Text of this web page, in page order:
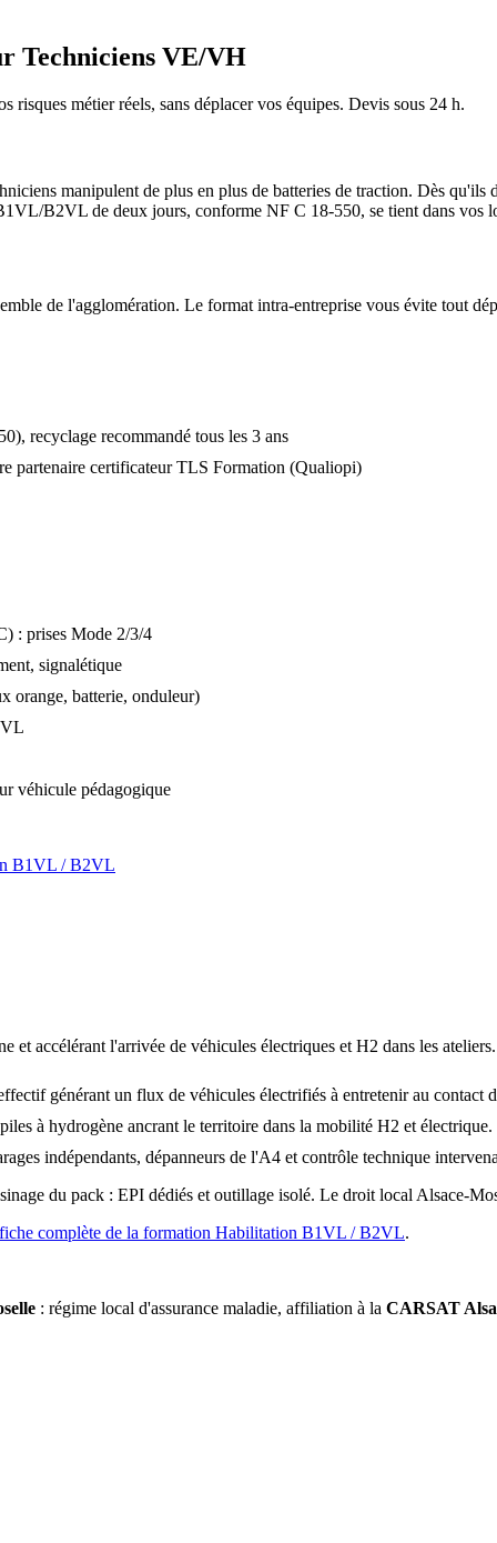
Techniciens VE/VH
métier réels, sans déplacer vos équipes. Devis sous 24 h.
manipulent de plus en plus de batteries de traction. Dès qu'ils
B2VL de deux jours, conforme NF C 18-550, se tient dans vos
de l'agglomération. Le format intra-entreprise vous évite tout
recyclage recommandé tous les 3 ans
partenaire certificateur TLS Formation (Qualiopi)
: prises Mode 2/3/4
signalétique
orange, batterie, onduleur)
véhicule pédagogique
B1VL / B2VL
et accélérant l'arrivée de véhicules électriques et H2 dans les ateliers.
générant un flux de véhicules électrifiés à entretenir au contact
à hydrogène ancrant le territoire dans la mobilité H2 et électrique.
indépendants, dépanneurs de l'A4 et contrôle technique
du pack : EPI dédiés et outillage isolé. Le droit local Alsace-
fiche complète de la formation Habilitation B1VL / B2VL.
: régime local d'assurance maladie, affiliation à la CARSAT